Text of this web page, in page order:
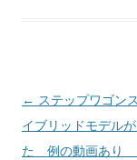
投
稿
ナ
← ステップワゴン
イブリッドモデル
た 例の動画